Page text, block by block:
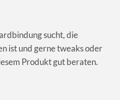
sucht, die
ist und gerne tweaks oder
Produkt gut beraten.